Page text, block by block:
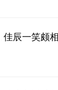
辰一笑颇